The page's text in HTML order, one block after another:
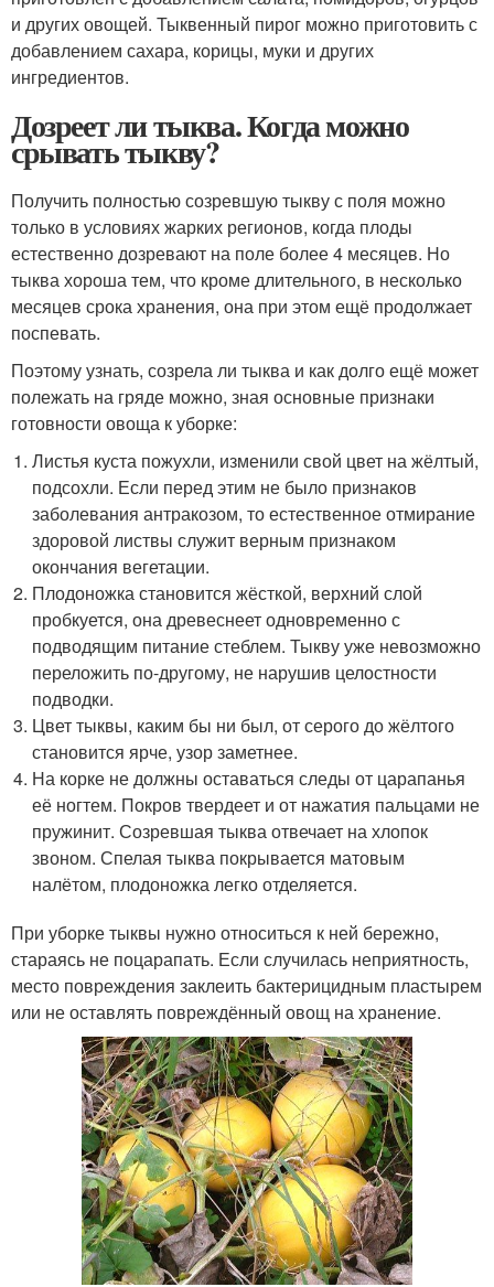
и других овощей. Тыквенный пирог можно приготовить с
добавлением сахара, корицы, муки и других
ингредиентов.
Дозреет ли тыква. Когда можно
срывать тыкву?
Получить полностью созревшую тыкву с поля можно
только в условиях жарких регионов, когда плоды
естественно дозревают на поле более 4 месяцев. Но
тыква хороша тем, что кроме длительного, в несколько
месяцев срока хранения, она при этом ещё продолжает
поспевать.
Поэтому узнать, созрела ли тыква и как долго ещё может
полежать на гряде можно, зная основные признаки
готовности овоща к уборке:
Листья куста пожухли, изменили свой цвет на жёлтый,
подсохли. Если перед этим не было признаков
заболевания антракозом, то естественное отмирание
здоровой листвы служит верным признаком
окончания вегетации.
Плодоножка становится жёсткой, верхний слой
пробкуется, она древеснеет одновременно с
подводящим питание стеблем. Тыкву уже невозможно
переложить по-другому, не нарушив целостности
подводки.
Цвет тыквы, каким бы ни был, от серого до жёлтого
становится ярче, узор заметнее.
На корке не должны оставаться следы от царапанья
её ногтем. Покров твердеет и от нажатия пальцами не
пружинит. Созревшая тыква отвечает на хлопок
звоном. Спелая тыква покрывается матовым
налётом, плодоножка легко отделяется.
При уборке тыквы нужно относиться к ней бережно,
стараясь не поцарапать. Если случилась неприятность,
место повреждения заклеить бактерицидным пластырем
или не оставлять повреждённый овощ на хранение.